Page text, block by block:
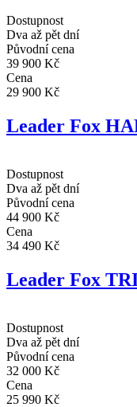
Dostupnost
Dva až pět dní
Původní cena
39 900 Kč
Cena
29 900 Kč
Leader Fox
Dostupnost
Dva až pět dní
Původní cena
44 900 Kč
Cena
34 490 Kč
Leader Fox
Dostupnost
Dva až pět dní
Původní cena
32 000 Kč
Cena
25 990 Kč